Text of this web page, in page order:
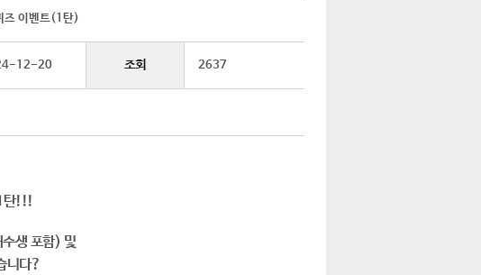
즈 이벤트(1탄)
12-20 조회 2637
탄!!!
생 포함) 및
니다?